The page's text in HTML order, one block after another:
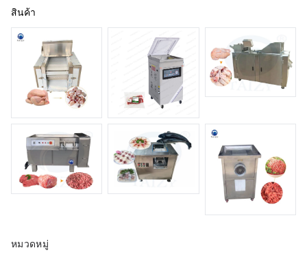
สินค้า
หมวดหมู่